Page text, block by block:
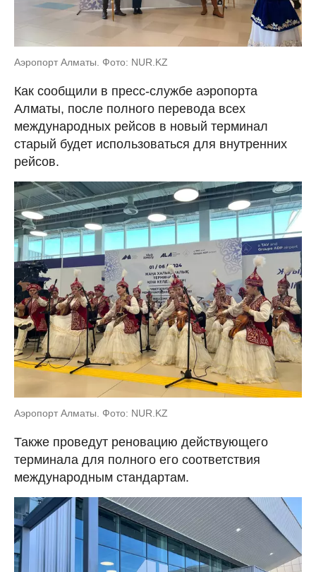
Аэропорт Алматы. Фото: NUR.KZ
Как сообщили в пресс-службе аэропорта
Алматы, после полного перевода всех
международных рейсов в новый терминал
старый будет использоваться для внутренних
рейсов.
Аэропорт Алматы. Фото: NUR.KZ
Также проведут реновацию действующего
терминала для полного его соответствия
международным стандартам.